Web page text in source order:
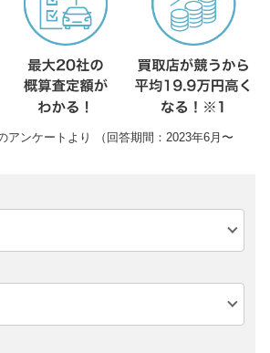
アンケートより （回答期間：2023年6月〜